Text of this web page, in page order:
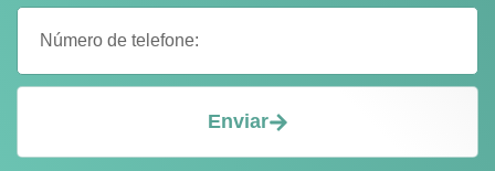
Enviar